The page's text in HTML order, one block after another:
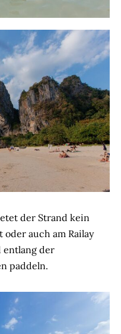
der Strand kein
auch am Railay
entlang der
paddeln.